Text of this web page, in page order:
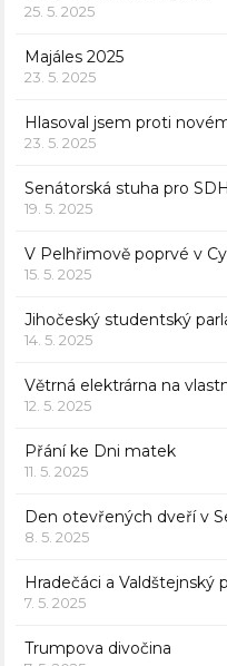
25. 5. 2025
Majáles 2025
23. 5. 2025
Hlasoval jsem proti
23. 5. 2025
Senátorská stuha pro
19. 5. 2025
V Pelhřimově poprvé v
15. 5. 2025
Jihočeský studentský
14. 5. 2025
Větrná elektrárna na
12. 5. 2025
Přání ke Dni matek
11. 5. 2025
Den otevřených dveří v
8. 5. 2025
Hradečáci a Valdštejnský
7. 5. 2025
Trumpova divočina